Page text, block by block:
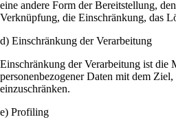
eine andere Form der Bereitstellung,
Verknüpfung, die Einschränkung, das
d) Einschränkung der Verarbeitung
Einschränkung der Verarbeitung ist die
personenbezogener Daten mit dem
einzuschränken.
e) Profiling